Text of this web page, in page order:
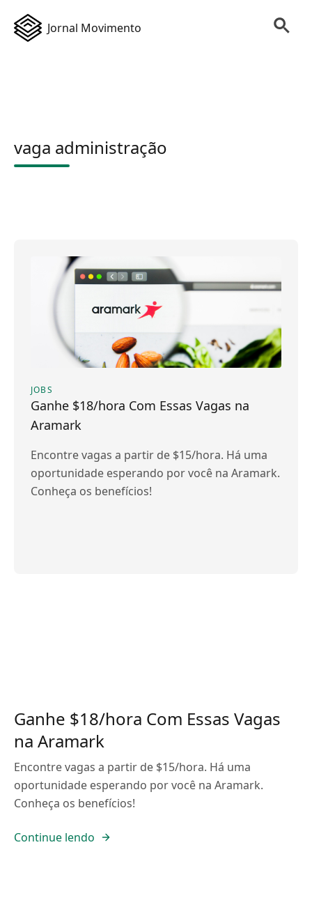
Jornal Movimento
vaga administração
JOBS
Ganhe $18/hora Com Essas Vagas na
Aramark
Encontre vagas a partir de $15/hora. Há uma
oportunidade esperando por você na Aramark.
Conheça os benefícios!
Ganhe $18/hora Com Essas Vagas
na Aramark
Encontre vagas a partir de $15/hora. Há uma
oportunidade esperando por você na Aramark.
Conheça os benefícios!
Continue lendo